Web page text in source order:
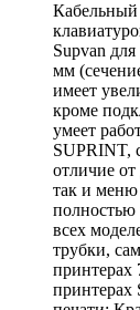
Кабельный
Supvan
мм
имеет
кроме
умеет
SUPRINT,
отличие
так и
полностью
всех
трубки,
принтерах
принтерах